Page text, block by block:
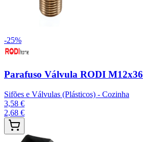
-25%
Parafuso Válvula RODI M12x36
Sifões e Válvulas (Plásticos) - Cozinha
3,58 €
2,68 €